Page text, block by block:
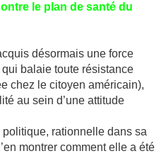
le plan de santé du
désormais une force
balaie toute résistance
chez le citoyen américain),
au sein d’une attitude
politique, rationnelle dans sa
montrer comment elle a été